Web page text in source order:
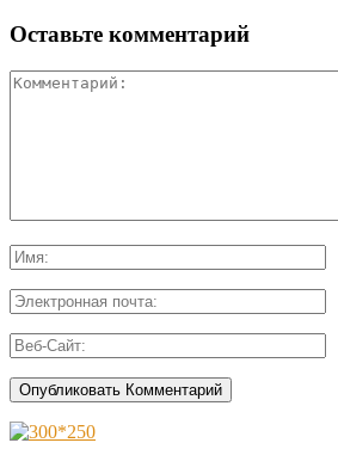
Оставьте комментарий